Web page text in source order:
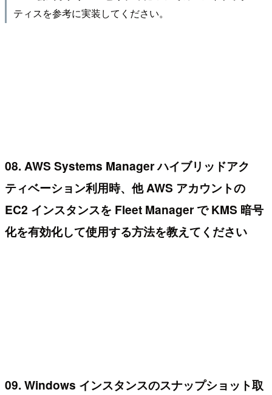
ティスを参考に実装してください。
08. AWS Systems Manager ハイブリッドアク
ティベーション利用時、他 AWS アカウントの
EC2 インスタンスを Fleet Manager で KMS 暗号
化を有効化して使用する方法を教えてください
09. Windows インスタンスのスナップショット取